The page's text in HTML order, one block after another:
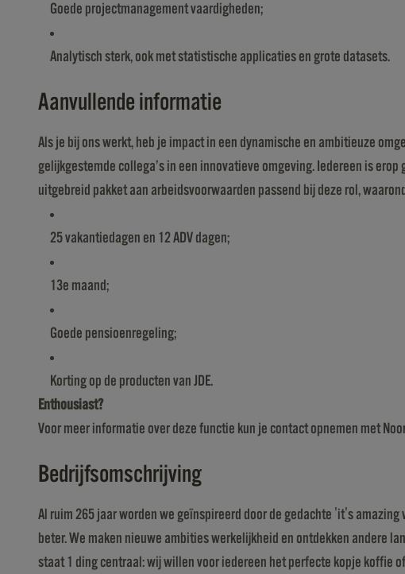
Goede projectmanagement vaardigheden;
Analytisch sterk, ook met statistische applicaties en grote datasets.
Aanvullende informatie
Als je bij ons werkt, heb je impact in een dynamische en ambitieuze
gelijkgestemde collega’s in een innovatieve omgeving. Iedereen is
uitgebreid pakket aan arbeidsvoorwaarden passend bij deze rol,
25 vakantiedagen en 12 ADV dagen;
13e maand;
Goede pensioenregeling;
Korting op de producten van JDE.
Enthousiast?
Voor meer informatie over deze functie kun je contact opnemen met
Bedrijfsomschrijving
Al ruim 265 jaar worden we geïnspireerd door de gedachte 'it's
beter. We maken nieuwe ambities werkelijkheid en ontdekken andere
staat 1 ding centraal: wij willen voor iedereen het perfecte kopje koffie